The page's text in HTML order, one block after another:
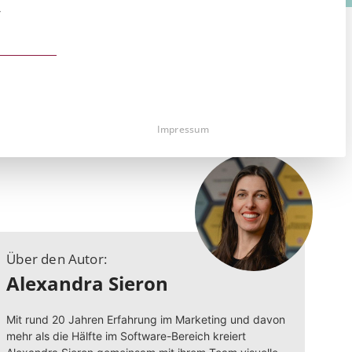
Über den Autor:
Alexandra Sieron
Mit rund 20 Jahren Erfahrung im Marketing und davon
mehr als die Hälfte im Software-Bereich kreiert
und kann nicht abgewählt werden.
Impressum